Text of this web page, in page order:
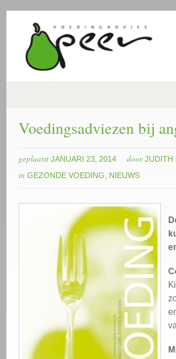
Voedingsadviezen bij
geplaatst JANUARI 23, 2014 door JUDITH
inGEZONDE VOEDING NIEUWS